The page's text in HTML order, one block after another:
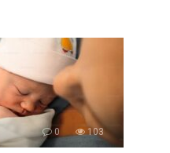
0 103